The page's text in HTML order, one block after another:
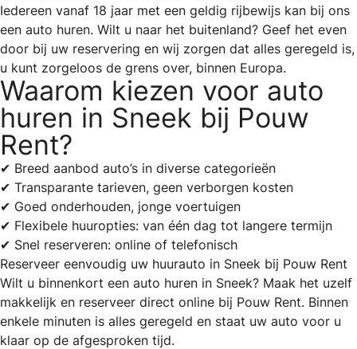
Iedereen vanaf 18 jaar met een geldig rijbewijs kan bij ons
een auto huren. Wilt u naar het buitenland? Geef het even
door bij uw reservering en wij zorgen dat alles geregeld is,
u kunt zorgeloos de grens over, binnen Europa.
Waarom kiezen voor auto
huren in Sneek bij Pouw
Rent?
✔ Breed aanbod auto’s in diverse categorieën
✔ Transparante tarieven, geen verborgen kosten
✔ Goed onderhouden, jonge voertuigen
✔ Flexibele huuropties: van één dag tot langere termijn
✔ Snel reserveren: online of telefonisch
Reserveer eenvoudig uw huurauto in Sneek bij Pouw Rent
Wilt u binnenkort een auto huren in Sneek? Maak het uzelf
makkelijk en reserveer direct online bij Pouw Rent. Binnen
enkele minuten is alles geregeld en staat uw auto voor u
klaar op de afgesproken tijd.